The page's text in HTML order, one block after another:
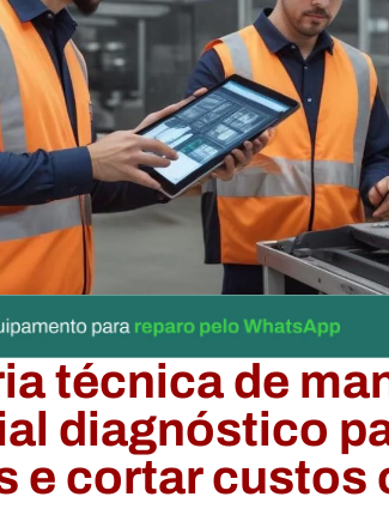
técnica de
diagnóstico
e cortar custos